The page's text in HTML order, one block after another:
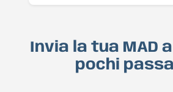
Invia la tua MAD
pochi